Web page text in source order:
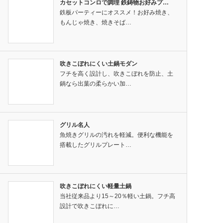
カセットコンロで調理 鉄鋳物お好みプ…
鉄板パーティーにオススメ！お好み焼き、
もんじゃ焼き、焼きそば…
吹きこぼれにくい土鍋モダン
フチを高く設計し、吹きこぼれを防止、土
鍋なら出葉の柔らかい加…
グリル名人
魚焼きグリルの汚れを軽減。便利な機能を
搭載したグリルプレート…
吹きこぼれにくい軽量土鍋
当社従来品より15～20％軽い土鍋。フチ高
設計で吹きこぼれに…